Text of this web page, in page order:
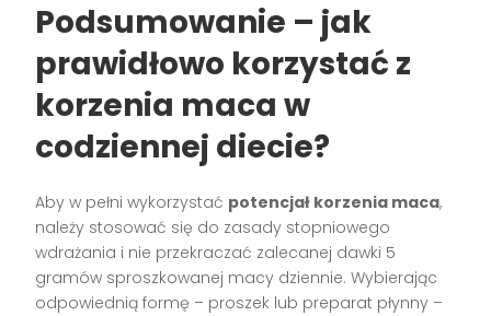
Podsumowanie – jak
prawidłowo korzystać z
korzenia maca w
codziennej diecie?
Aby w pełni wykorzystać potencjał korzenia maca,
należy stosować się do zasady stopniowego
wdrażania i nie przekraczać zalecanej dawki 5
gramów sproszkowanej macy dziennie. Wybierając
odpowiednią formę – proszek lub preparat płynny –